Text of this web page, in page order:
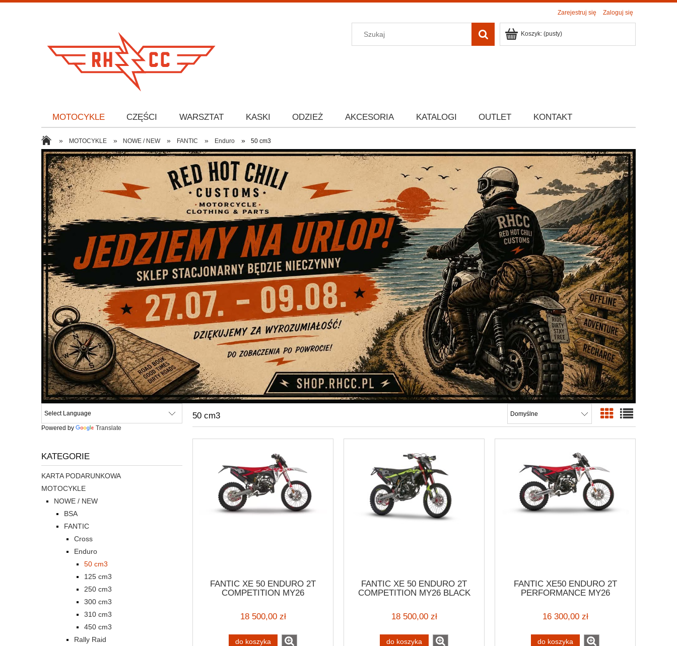
Zarejestruj się Zaloguj się
Koszyk: (pusty)
MOTOCYKLE CZĘŚCI WARSZTAT KASKI ODZIEŻ AKCESORIA KATALOGI OUTLET KONTAKT
» MOTOCYKLE » NOWE / NEW » FANTIC » Enduro » 50 cm3
Powered by Translate
KATEGORIE
KARTA PODARUNKOWA
MOTOCYKLE
NOWE / NEW
BSA
FANTIC
Cross
Enduro
50 cm3
125 cm3
250 cm3
300 cm3
310 cm3
450 cm3
Rally Raid
50 cm3
FANTIC XE 50 ENDURO 2T
COMPETITION MY26
18 500,00 zł
do koszyka
FANTIC XE 50 ENDURO 2T
COMPETITION MY26 BLACK
18 500,00 zł
do koszyka
FANTIC XE50 ENDURO 2T
PERFORMANCE MY26
16 300,00 zł
do koszyka